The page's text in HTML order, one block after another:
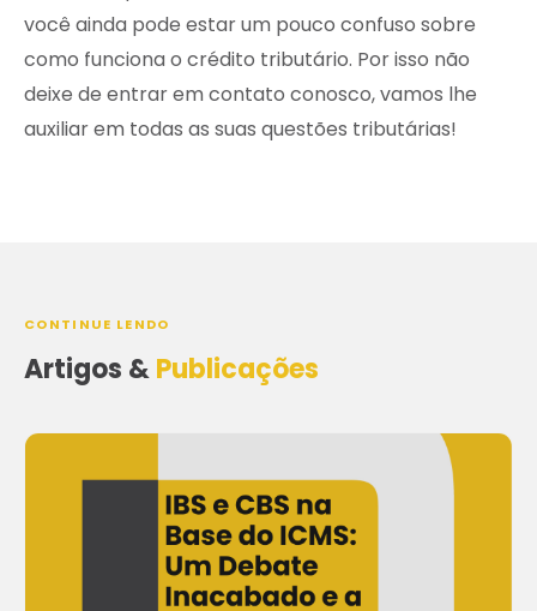
você ainda pode estar um pouco confuso sobre
como funciona o crédito tributário. Por isso não
deixe de entrar em contato conosco, vamos lhe
auxiliar em todas as suas questões tributárias!
CONTINUE LENDO
Artigos &Publicações